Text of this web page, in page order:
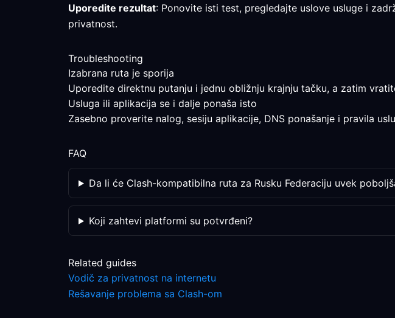
Uporedite rezultat: Ponovite isti test, pregledajte uslove usluge i
privatnost.
Troubleshooting
Izabrana ruta je sporija
Uporedite direktnu putanju i jednu obližnju krajnju tačku, a zatim
Usluga ili aplikacija se i dalje ponaša isto
Zasebno proverite nalog, sesiju aplikacije, DNS ponašanje i pravila
FAQ
Da li će Clash-kompatibilna ruta za Rusku Federaciju uvek
Koji zahtevi platformi su potvrđeni?
Related guides
Vodič za privatnost na internetu
Rešavanje problema sa Clash-om